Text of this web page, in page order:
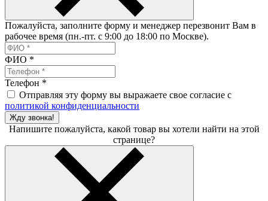
Пожалуйста, заполните форму и менеджер перезвонит Вам в
рабочее время (пн.-пт. с 9:00 до 18:00 по Москве).
ФИО *
Телефон *
Отправляя эту форму вы выражаете свое согласие с
политикой конфиденциальности
Жду звонка!
Напишите пожалуйста, какой товар вы хотели найти на этой
странице?